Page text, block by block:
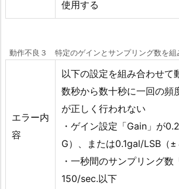
使用する
動作不良３ 特定のゲインとサンプリング数を組
エラー内
容
以下の設定を組み合わせて
数秒から数十秒に一回の頻
が正しく行われない
・ゲイン設定「Gain」が
G）、または0.1gal/LSB（±
・一秒間のサンプリング
150/sec.以下